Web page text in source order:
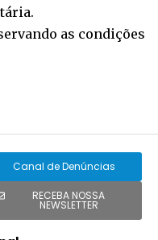
as condições
Canal de Denúncias
RECEBA NOSSA
NEWSLETTER